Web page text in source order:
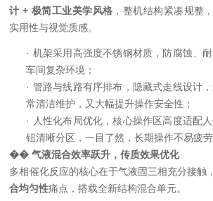
计 + 极简工业美学风格 ，整机结构紧凑规整
实用性与视觉质感。
· 机架采用高强度不锈钢材质，防腐蚀、
车间复杂环境；
· 管路与线路有序排布，隐藏式走线设计
常清洁维护，又大幅提升操作安全性；
·
人性化布局优化，核心操作区高度适配
钮清晰分区，一目了然，长期操作不易疲劳
�� 气液混合效率跃升，传质效果优化
多相催化反应的核心在于气液固三相充分接触
合均匀性痛点，搭载全新结构混合单元。